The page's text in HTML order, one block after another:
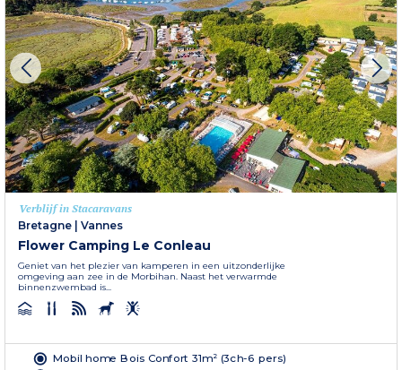
Verblijf in Stacaravans
Bretagne
Vannes
Flower Camping Le Conleau
Geniet van het plezier van kamperen in een uitzonderlijke
omgeving aan zee in de Morbihan. Naast het verwarmde
binnenzwembad is...
Mobil home Bois Confort 31m² (3ch-6 pers)